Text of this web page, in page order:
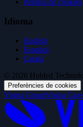
Política de cookies
Idioma
English
Español
Català
© 2026 Holded
Preferències de cookies
Visma GroupVisma